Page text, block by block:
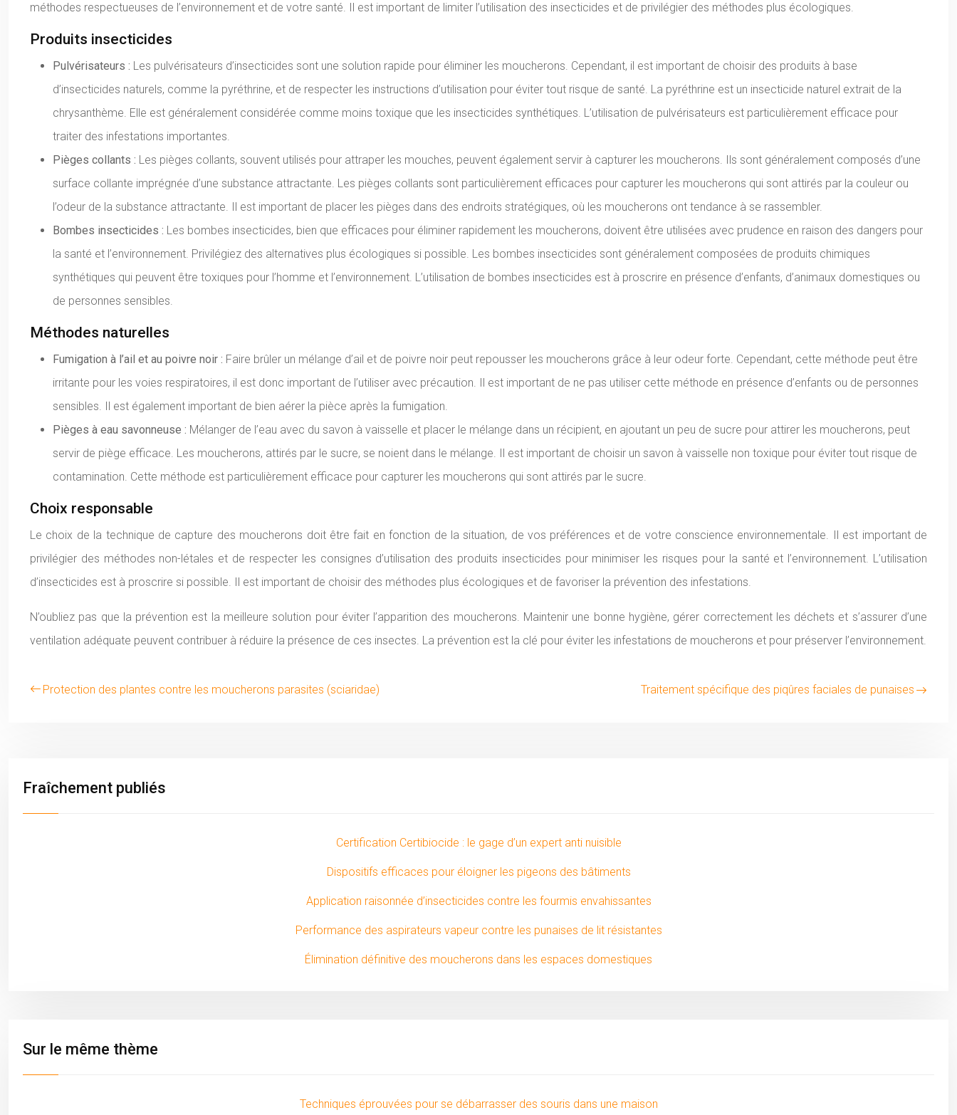
méthodes respectueuses de l’environnement et de votre santé. Il est important de limiter l’utilisation des insecticides et de privilégier des méthodes plus écologiques.
Produits insecticides
Pulvérisateurs : Les pulvérisateurs d’insecticides sont une solution rapide pour éliminer les moucherons. Cependant, il est important de choisir des produits à base
d’insecticides naturels, comme la pyréthrine, et de respecter les instructions d’utilisation pour éviter tout risque de santé. La pyréthrine est un insecticide naturel extrait de la
chrysanthème. Elle est généralement considérée comme moins toxique que les insecticides synthétiques. L’utilisation de pulvérisateurs est particulièrement efficace pour
traiter des infestations importantes.
Pièges collants : Les pièges collants, souvent utilisés pour attraper les mouches, peuvent également servir à capturer les moucherons. Ils sont généralement composés d’une
surface collante imprégnée d’une substance attractante. Les pièges collants sont particulièrement efficaces pour capturer les moucherons qui sont attirés par la couleur ou
l’odeur de la substance attractante. Il est important de placer les pièges dans des endroits stratégiques, où les moucherons ont tendance à se rassembler.
Bombes insecticides : Les bombes insecticides, bien que efficaces pour éliminer rapidement les moucherons, doivent être utilisées avec prudence en raison des dangers pour
la santé et l’environnement. Privilégiez des alternatives plus écologiques si possible. Les bombes insecticides sont généralement composées de produits chimiques
synthétiques qui peuvent être toxiques pour l’homme et l’environnement. L’utilisation de bombes insecticides est à proscrire en présence d’enfants, d’animaux domestiques ou
de personnes sensibles.
Méthodes naturelles
Fumigation à l’ail et au poivre noir : Faire brûler un mélange d’ail et de poivre noir peut repousser les moucherons grâce à leur odeur forte. Cependant, cette méthode peut être
irritante pour les voies respiratoires, il est donc important de l’utiliser avec précaution. Il est important de ne pas utiliser cette méthode en présence d’enfants ou de personnes
sensibles. Il est également important de bien aérer la pièce après la fumigation.
Pièges à eau savonneuse : Mélanger de l’eau avec du savon à vaisselle et placer le mélange dans un récipient, en ajoutant un peu de sucre pour attirer les moucherons, peut
servir de piège efficace. Les moucherons, attirés par le sucre, se noient dans le mélange. Il est important de choisir un savon à vaisselle non toxique pour éviter tout risque de
contamination. Cette méthode est particulièrement efficace pour capturer les moucherons qui sont attirés par le sucre.
Choix responsable
Le choix de la technique de capture des moucherons doit être fait en fonction de la situation, de vos préférences et de votre conscience environnementale. Il est important de
privilégier des méthodes non-létales et de respecter les consignes d’utilisation des produits insecticides pour minimiser les risques pour la santé et l’environnement. L’utilisation
d’insecticides est à proscrire si possible. Il est important de choisir des méthodes plus écologiques et de favoriser la prévention des infestations.
N’oubliez pas que la prévention est la meilleure solution pour éviter l’apparition des moucherons. Maintenir une bonne hygiène, gérer correctement les déchets et s’assurer d’une
ventilation adéquate peuvent contribuer à réduire la présence de ces insectes. La prévention est la clé pour éviter les infestations de moucherons et pour préserver l’environnement.
Protection des plantes contre les moucherons parasites (sciaridae) Traitement spécifique des piqûres faciales de punaises
Fraîchement publiés
Certification Certibiocide : le gage d’un expert anti nuisible
Dispositifs efficaces pour éloigner les pigeons des bâtiments
Application raisonnée d’insecticides contre les fourmis envahissantes
Performance des aspirateurs vapeur contre les punaises de lit résistantes
Élimination définitive des moucherons dans les espaces domestiques
Sur le même thème
Techniques éprouvées pour se débarrasser des souris dans une maison